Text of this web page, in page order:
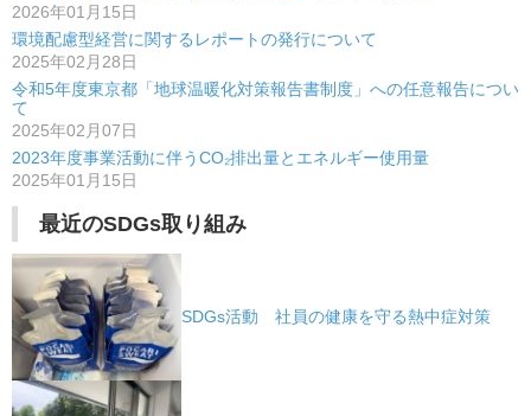
ョ
ン
2026年01月15日
環境配慮型経営に関するレポートの発行について
2025年02月28日
令和5年度東京都「地球温暖化対策報告書制度」への任意報告につい
て
2025年02月07日
2023年度事業活動に伴うCO₂排出量とエネルギー使用量
2025年01月15日
最近のSDGs取り組み
SDGs活動 社員の健康を守る熱中症対策